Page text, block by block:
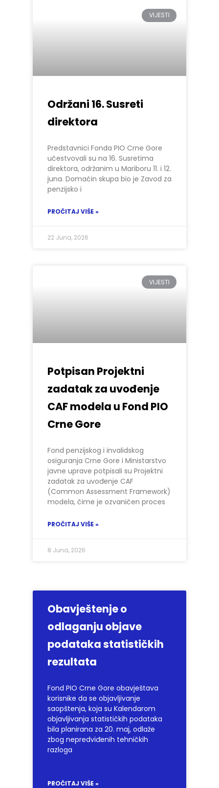
VIJESTI
Održani 16. Susreti
direktora
Predstavnici Fonda PIO Crne Gore
učestvovali su na 16. Susretima
direktora, održanim u Mariboru 11. i 12.
juna. Domaćin skupa bio je Zavod za
penzijsko i
PROČITAJ VIŠE »
22 Juna, 2026
VIJESTI
Potpisan Projektni
zadatak za uvođenje
CAF modela u Fond PIO
Crne Gore
Fond penzijskog i invalidskog
osiguranja Crne Gore i Ministarstvo
javne uprave potpisali su Projektni
zadatak za uvođenje CAF
(Common Assessment Framework)
modela, čime je ozvaničen proces
PROČITAJ VIŠE »
8 Juna, 2026
Obavještenje o
odlaganju objave
podataka statističkih
rezultata
Fond PIO Crne Gore obavještava
korisnike da se objavljivanje
saopštenja, koja su Kalendarom
objavljivanja statističkih podataka
bila planirana za 20. maj, odlaže
zbog nepredviđenih tehničkih
razloga
PROČITAJ VIŠE »